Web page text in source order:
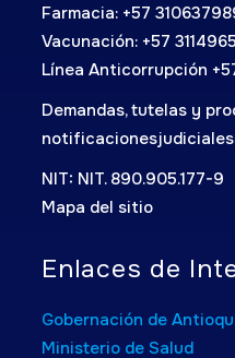
Farmacia: +57
Vacunación: +57
Línea Anticorrupción
Demandas, tutelas y
NIT: NIT. 890.905.177-9
Mapa del sitio
Enlaces de
Gobernación de
Ministerio de Salud